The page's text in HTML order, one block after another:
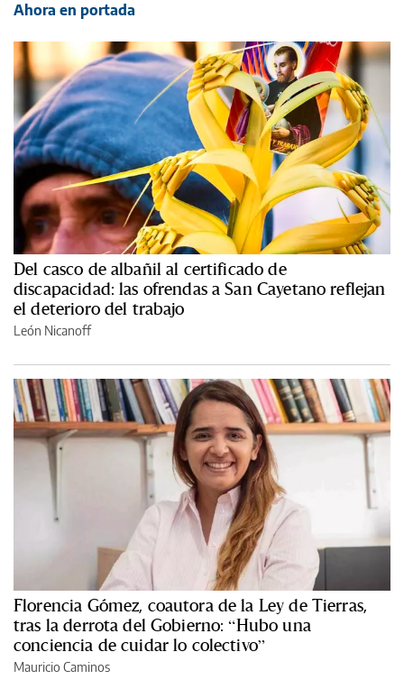
Ahora en portada
Del casco de albañil al certificado de
discapacidad: las ofrendas a San Cayetano reflejan
el deterioro del trabajo
León Nicanoff
Florencia Gómez, coautora de la Ley de Tierras,
tras la derrota del Gobierno: “Hubo una
conciencia de cuidar lo colectivo”
Mauricio Caminos